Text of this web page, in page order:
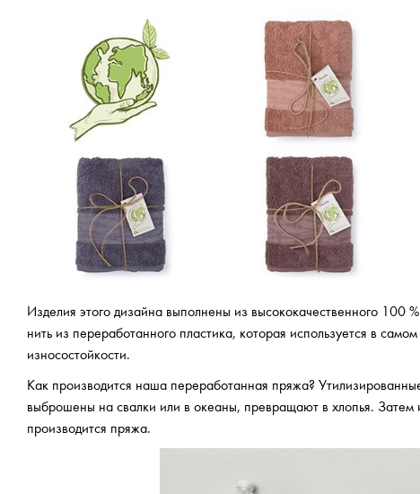
Изделия этого дизайна выполнены из высококачественного 100
нить из переработанного пластика, которая используется в
износостойкости.
Как производится наша переработанная пряжа?
выброшены на свалки или в океаны, превращают в хлопья. Затем
производится пряжа.